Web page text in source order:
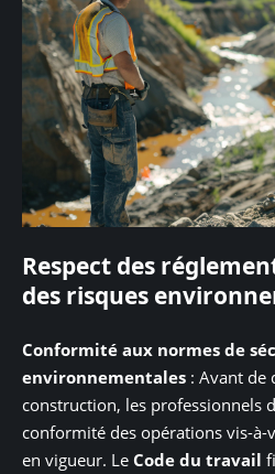
Respect des
des risques
Conformité aux normes de
environnementales : Avant de
construction, les professionnels
conformité des opérations vis-à-
en vigueur. Le Code du travail